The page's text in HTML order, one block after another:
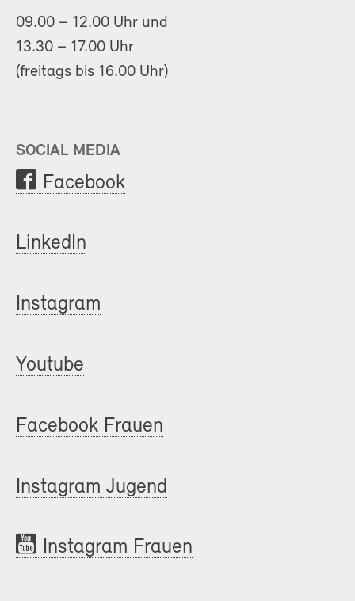
09.00 – 12.00 Uhr und
13.30 – 17.00 Uhr
(freitags bis 16.00 Uhr)
SOCIAL MEDIA
Facebook
LinkedIn
Instagram
Youtube
Facebook Frauen
Instagram Jugend
Instagram Frauen